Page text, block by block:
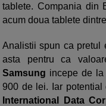
tablete. Compania din
acum doua tablete
Analistii spun ca pretul
asta pentru ca
Samsung incepe de
900 de lei. Iar
International Data